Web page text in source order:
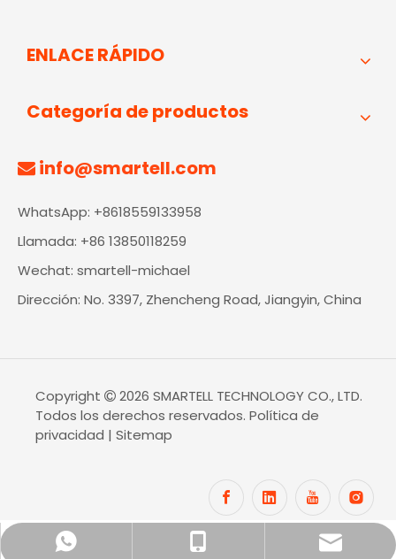
+86 18559133958
+86-13850118259
info@smartell.com
ENLACE RÁPIDO
Categoría de productos
 info@smartell.com
WhatsApp: +8618559133958
Llamada: +86 13850118259
Wechat: smartell-michael
Dirección: No. 3397, Zhencheng Road, Jiangyin, China
Copyright  2026 SMARTELL TECHNOLOGY CO., LTD.
Todos los derechos reservados. Política de
privacidad | Sitemap